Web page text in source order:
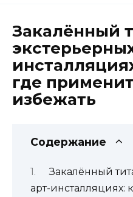
Закалённый
где
избежать
Содержание
Закалённый
арт-инсталляциях: